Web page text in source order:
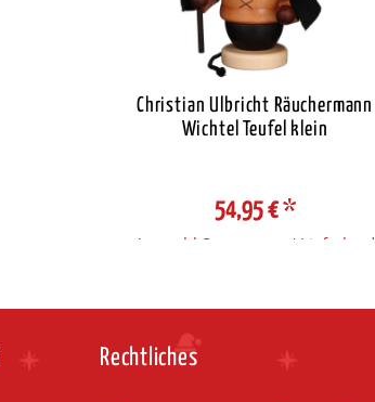
Christian Ulbricht Räuchermann
Wichtel Teufel klein
54,95 €*
Auswahl Steuerzone / Lieferland
Rechtliches